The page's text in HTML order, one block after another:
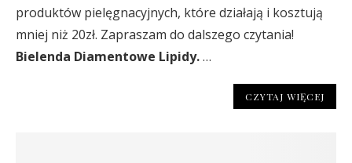
produktów pielęgnacyjnych, które działają i kosztują
mniej niż 20zł. Zapraszam do dalszego czytania!
Bielenda Diamentowe Lipidy.…
CZYTAJ WIĘCEJ